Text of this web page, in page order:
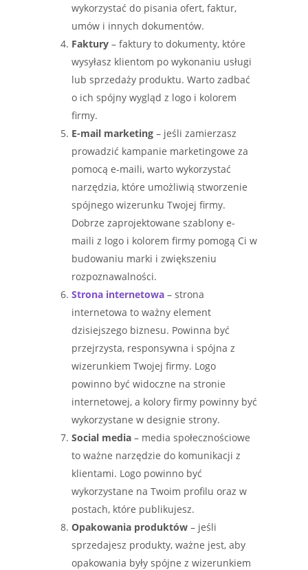
wykorzystać do pisania ofert, faktur,
umów i innych dokumentów.
Faktury – faktury to dokumenty, które
wysyłasz klientom po wykonaniu usługi
lub sprzedaży produktu. Warto zadbać
o ich spójny wygląd z logo i kolorem
firmy.
E-mail marketing – jeśli zamierzasz
prowadzić kampanie marketingowe za
pomocą e-maili, warto wykorzystać
narzędzia, które umożliwią stworzenie
spójnego wizerunku Twojej firmy.
Dobrze zaprojektowane szablony e-
maili z logo i kolorem firmy pomogą Ci w
budowaniu marki i zwiększeniu
rozpoznawalności.
Strona internetowa – strona
internetowa to ważny element
dzisiejszego biznesu. Powinna być
przejrzysta, responsywna i spójna z
wizerunkiem Twojej firmy. Logo
powinno być widoczne na stronie
internetowej, a kolory firmy powinny być
wykorzystane w designie strony.
Social media – media społecznościowe
to ważne narzędzie do komunikacji z
klientami. Logo powinno być
wykorzystane na Twoim profilu oraz w
postach, które publikujesz.
Opakowania produktów – jeśli
sprzedajesz produkty, ważne jest, aby
opakowania były spójne z wizerunkiem